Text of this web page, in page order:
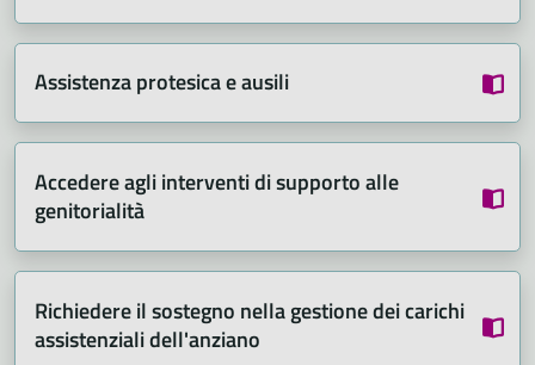
Assistenza protesica e ausili
Accedere agli interventi di supporto alle
genitorialità
Richiedere il sostegno nella gestione dei carichi
assistenziali dell'anziano